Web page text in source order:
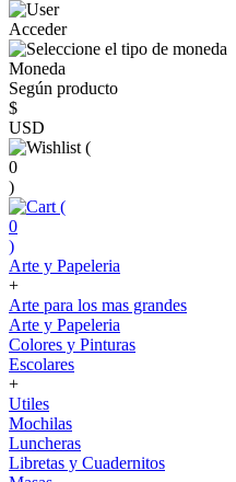
Acceder
Moneda
Según producto
$
USD
(
0
)
(
0
)
Arte y Papeleria
+
Arte para los mas grandes
Arte y Papeleria
Colores y Pinturas
Escolares
+
Utiles
Mochilas
Luncheras
Libretas y Cuadernitos